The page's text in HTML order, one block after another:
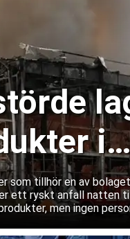
i
som tillhör en av
ett ryskt anfall natten
men ingen